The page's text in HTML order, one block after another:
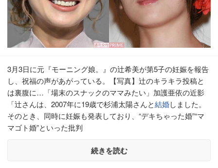
3月3日に元『モーニング娘。』の辻希美が第5子の妊娠を報告
し、祝福の声があがっている。【写真】辻のキラキラ投稿と
は裏腹に…「場末のスナックのママみたい」加護亜依の近影
「辻さんは、2007年に19歳で杉浦太陽さんと結婚しました。
そのとき、同時に妊娠も発表しており、“デキちゃった婚”“マ
マゴト婚”といった批判
続きを読む